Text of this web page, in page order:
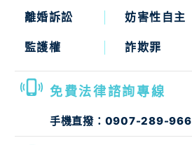
離婚訴訟 妨害性自主
監護權 詐欺罪
免費法律諮詢專線
手機直撥： 0907-289-966